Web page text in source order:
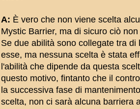
A: È vero che non viene scelta
Mystic Barrier, ma di sicuro ciò
Se due abilità sono collegate tra
esse, ma nessuna scelta è stata
l'abilità che dipende da questa
questo motivo, fintanto che il
la successiva fase di
scelta, non ci sarà alcuna barriera